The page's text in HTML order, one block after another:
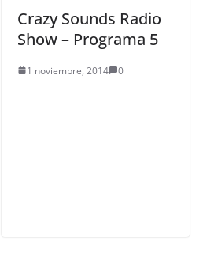
Crazy Sounds Radio
Show – Programa 5
1 noviembre, 2014 0